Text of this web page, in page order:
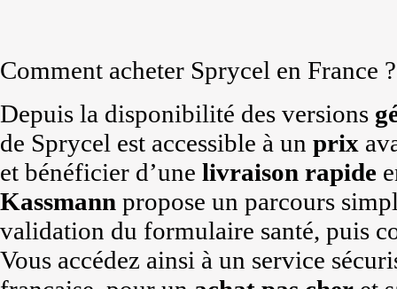
Comment acheter Sprycel en France ?
Depuis la disponibilité des versions
de Sprycel est accessible à un prix
et bénéficier d’une livraison rapide
Kassmann propose un parcours
validation du formulaire santé, puis
Vous accédez ainsi à un service